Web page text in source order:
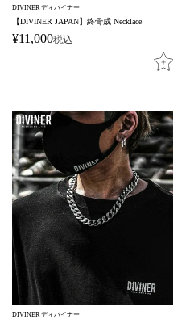
DIVINER ディバイナー
【DIVINER JAPAN】終骨成 Necklace
¥11,000税込
DIVINER ディバイナー